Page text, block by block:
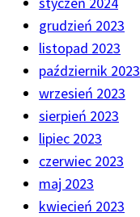
grudzień 2023
listopad 2023
październik 2023
wrzesień 2023
sierpień 2023
lipiec 2023
czerwiec 2023
maj 2023
kwiecień 2023